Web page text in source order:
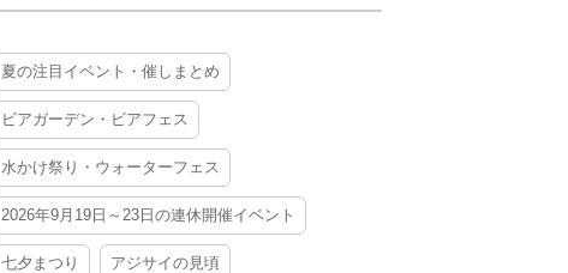
夏の注目イベント・催しまとめ
ビアガーデン・ビアフェス
水かけ祭り・ウォーターフェス
2026年9月19日～23日の連休開催イベント
七夕まつり アジサイの見頃